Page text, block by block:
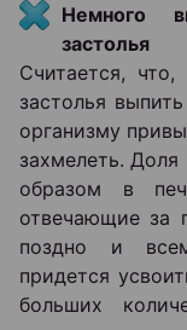
Немного
застолья
Считается,
застолья
организму
захмелеть.
образом в
отвечающие за
поздно и
придется
больших